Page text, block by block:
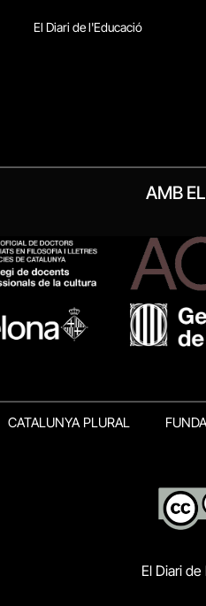
El Diari de l'Educació
AMB
CATALUNYA PLURAL
El Diari